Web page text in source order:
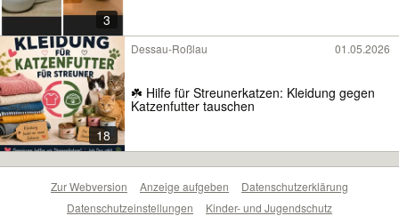
3
18
Dessau-Roßlau 01.05.2026
☘️ Hilfe für Streunerkatzen: Kleidung gegen
Katzenfutter tauschen
Zur Webversion Anzeige aufgeben
Datenschutzerklärung
Datenschutzeinstellungen
Kinder- und Jugendschutz